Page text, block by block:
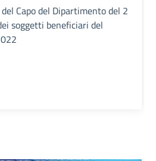
Capo del Dipartimento del 2
soggetti beneficiari del